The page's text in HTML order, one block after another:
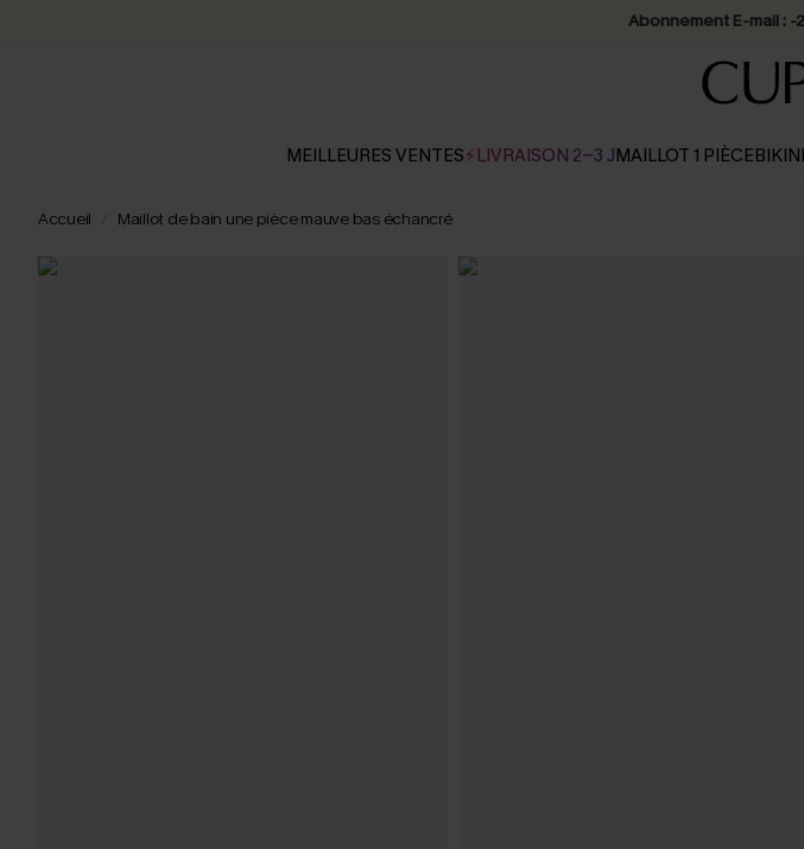
Abonnement E-mail :
MEILLEURES VENTES⚡LIVRAISON 2-3 JMAILLOT 1 PIÈCEBIKINI
Accueil Maillot de bain une pièce mauve bas échancré